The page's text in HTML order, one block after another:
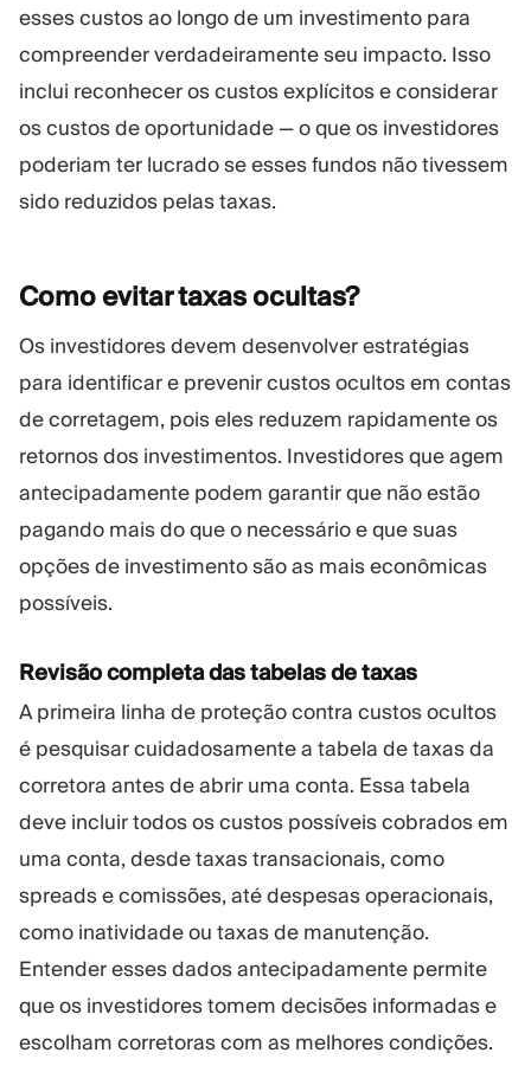
esses custos ao longo de um investimento para
compreender verdadeiramente seu impacto. Isso
inclui reconhecer os custos explícitos e considerar
os custos de oportunidade — o que os investidores
poderiam ter lucrado se esses fundos não tivessem
sido reduzidos pelas taxas.
Como evitar taxasocultas?
Os investidores devem desenvolver estratégias
para identificar e prevenir custos ocultos em contas
de corretagem, pois eles reduzem rapidamente os
retornos dos investimentos. Investidores que agem
antecipadamente podem garantir que não estão
pagando mais do que o necessário e que suas
opções de investimento são as mais econômicas
possíveis.
Revisão completa das tabelas de taxas
A primeira linha de proteção contra custos ocultos
é pesquisar cuidadosamente a tabela de taxas da
corretora antes de abrir uma conta. Essa tabela
deve incluir todos os custos possíveis cobrados em
uma conta, desde taxas transacionais, como
spreads e comissões, até despesas operacionais,
como inatividade ou taxas de manutenção.
Entender esses dados antecipadamente permite
que os investidores tomem decisões informadas e
escolham corretoras com as melhores condições.